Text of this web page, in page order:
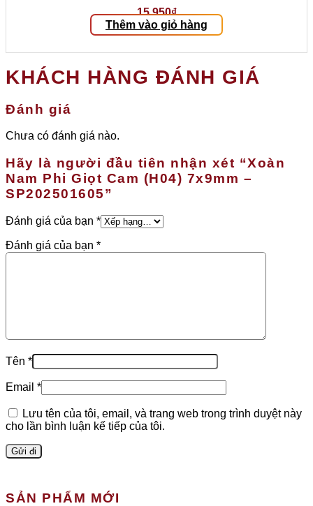
15.950₫
Thêm vào giỏ hàng
KHÁCH HÀNG ĐÁNH GIÁ
Đánh giá
Chưa có đánh giá nào.
Hãy là người đầu tiên nhận xét “Xoàn
Nam Phi Giọt Cam (H04) 7x9mm –
SP202501605”
Đánh giá của bạn *
Đánh giá của bạn *
Tên *
Email *
Lưu tên của tôi, email, và trang web trong trình duyệt này
cho lần bình luận kế tiếp của tôi.
SẢN PHẨM MỚI